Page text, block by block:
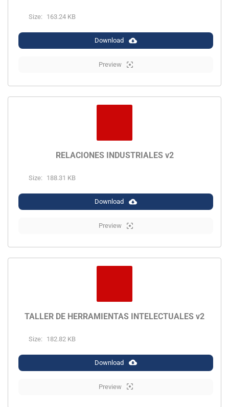
Size: 163.24 KB
Download
Preview
RELACIONES INDUSTRIALES v2
Size: 188.31 KB
Download
Preview
TALLER DE HERRAMIENTAS INTELECTUALES v2
Size: 182.82 KB
Download
Preview